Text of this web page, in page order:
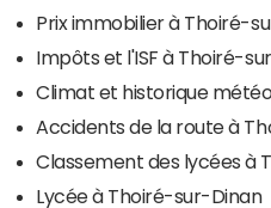
Prix immobilier à Thoiré-
Impôts et l'ISF à Thoiré-
Climat et historique
Accidents de la route à
Classement des lycées à
Lycée à Thoiré-sur-Dinan